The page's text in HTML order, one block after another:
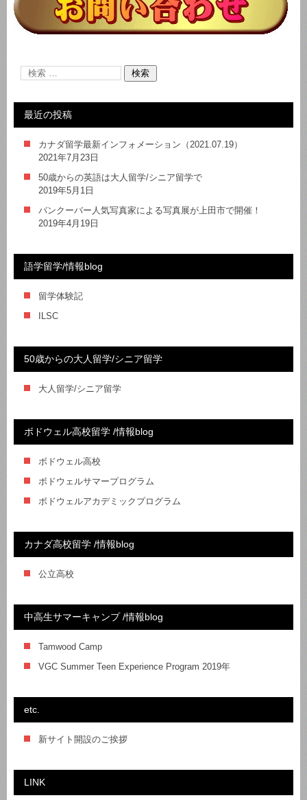
最近の投稿
カナダ留学最新インフォメーション（2021.07.19）
2021年7月23日
50歳からの英語は大人留学/シニア留学で
2019年5月1日
バンクーバー人気写真家による写真展が上田市で開催！
2019年4月19日
語学留学/情報blog
留学体験記
ILSC
50歳からの大人留学/シニア留学
大人留学/シニア留学
ボドウェル高校留学 /情報blog
ボドウェル高校
ボドウェルサマープログラム
ボドウェルアカデミックプログラム
カナダ高校留学 /情報blog
公立高校
中高生サマーキャンプ /情報blog
Tamwood Camp
VGC Summer Teen Experience Program 2019年
etc.
新サイト開設のご挨拶
LINK